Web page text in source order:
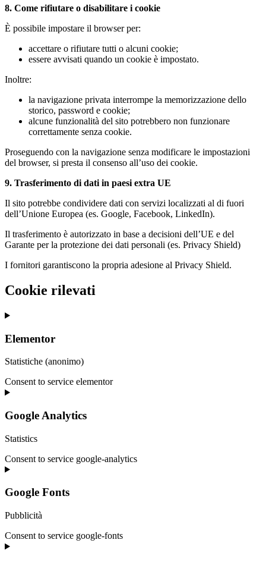
8. Come rifiutare o disabilitare i cookie
È possibile impostare il browser per:
accettare o rifiutare tutti o alcuni cookie;
essere avvisati quando un cookie è impostato.
Inoltre:
la navigazione privata interrompe la memorizzazione dello
storico, password e cookie;
alcune funzionalità del sito potrebbero non funzionare
correttamente senza cookie.
Proseguendo con la navigazione senza modificare le impostazioni
del browser, si presta il consenso all’uso dei cookie.
9. Trasferimento di dati in paesi extra UE
Il sito potrebbe condividere dati con servizi localizzati al di fuori
dell’Unione Europea (es. Google, Facebook, LinkedIn).
Il trasferimento è autorizzato in base a decisioni dell’UE e del
Garante per la protezione dei dati personali (es. Privacy Shield)
I fornitori garantiscono la propria adesione al Privacy Shield.
Cookie rilevati
Elementor
Statistiche (anonimo)
Consent to service elementor
Google Analytics
Statistics
Consent to service google-analytics
Google Fonts
Pubblicità
Consent to service google-fonts